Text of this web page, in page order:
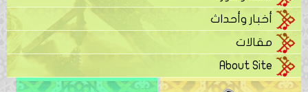
أخبار وأحداث
مقالات
About Site